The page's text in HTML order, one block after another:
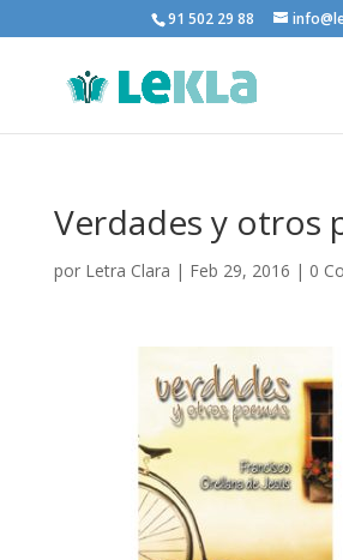
91 502 29 88
Verdades y otros
por Letra Clara | Feb 29, 2016 | 0